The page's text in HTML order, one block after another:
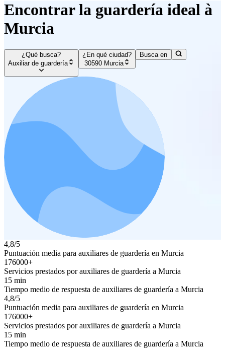
Encontrar la guardería ideal à
Murcia
¿Qué busca?
Auxiliar de guardería
¿En qué ciudad?
30590 Murcia
Busca en
4,8/5
Puntuación media para auxiliares de guardería en Murcia
176000+
Servicios prestados por auxiliares de guardería a Murcia
15 min
Tiempo medio de respuesta de auxiliares de guardería a Murcia
4,8/5
Puntuación media para auxiliares de guardería en Murcia
176000+
Servicios prestados por auxiliares de guardería a Murcia
15 min
Tiempo medio de respuesta de auxiliares de guardería a Murcia